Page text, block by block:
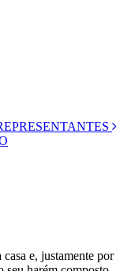
e, justamente por